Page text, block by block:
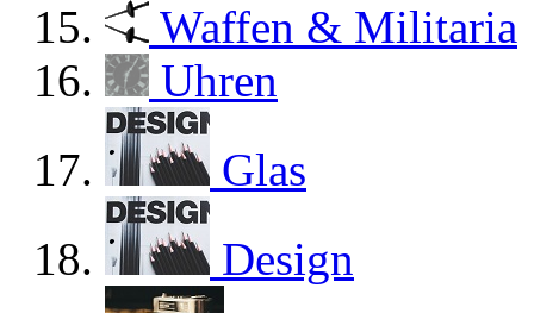
Waffen & Militaria
Uhren
Glas
Design